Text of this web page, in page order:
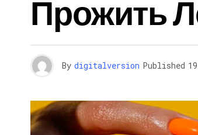
Прожить
By digitalversion Published